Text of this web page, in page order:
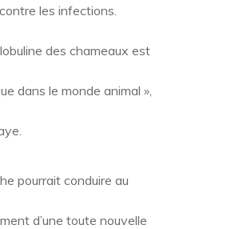
les infections.
des chameaux est
dans le monde animal »,
pourrait conduire au
d’une toute nouvelle